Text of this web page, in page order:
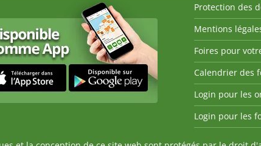
Protection des
Mentions
Foires pour
Calendrier des
Login pour les
Login pour les